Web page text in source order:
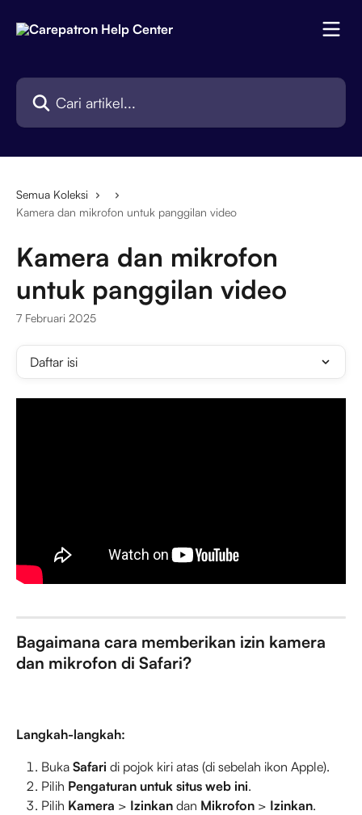
Cari artikel...
Semua Koleksi
Kamera dan mikrofon untuk panggilan video
Kamera dan mikrofon
untuk panggilan video
7 Februari 2025
Daftar isi
Bagaimana cara memberikan izin kamera
dan mikrofon di Safari?
Langkah-langkah:
Buka Safari di pojok kiri atas (di sebelah ikon Apple).
Pilih Pengaturan untuk situs web ini.
Pilih Kamera > Izinkan dan Mikrofon > Izinkan.